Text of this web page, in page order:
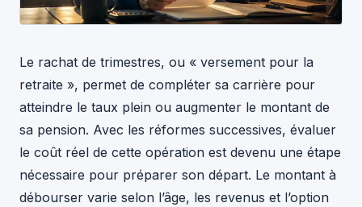
Le rachat de trimestres, ou « versement pour la
retraite », permet de compléter sa carrière pour
atteindre le taux plein ou augmenter le montant de
sa pension. Avec les réformes successives, évaluer
le coût réel de cette opération est devenu une étape
nécessaire pour préparer son départ. Le montant à
débourser varie selon l’âge, les revenus et l’option